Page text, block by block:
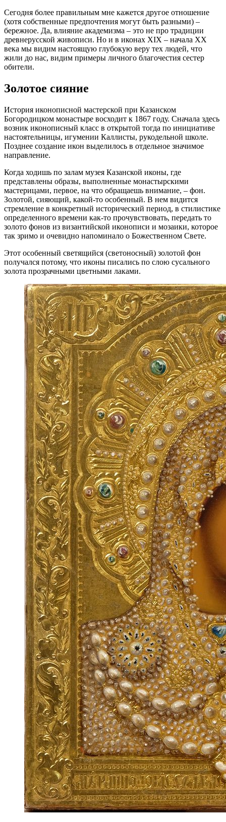
Сегодня более правильным мне кажется другое отношение
(хотя собственные предпочтения могут быть разными) –
бережное. Да, влияние академизма – это не про традиции
древнерусской живописи. Но и в иконах XIX – начала ХХ
века мы видим настоящую глубокую веру тех людей, что
жили до нас, видим примеры личного благочестия сестер
обители.
Золотое сияние
История иконописной мастерской при Казанском
Богородицком монастыре восходит к 1867 году. Сначала здесь
возник иконописный класс в открытой тогда по инициативе
настоятельницы, игумении Каллисты, рукодельной школе.
Позднее создание икон выделилось в отдельное значимое
направление.
Когда ходишь по залам музея Казанской иконы, где
представлены образы, выполненные монастырскими
мастерицами, первое, на что обращаешь внимание, – фон.
Золотой, сияющий, какой-то особенный. В нем видится
стремление в конкретный исторический период, в стилистике
определенного времени как-то прочувствовать, передать то
золото фонов из византийской иконописи и мозаики, которое
так зримо и очевидно напоминало о Божественном Свете.
Этот особенный светящийся (светоносный) золотой фон
получался потому, что иконы писались по слою сусального
золота прозрачными цветными лаками.